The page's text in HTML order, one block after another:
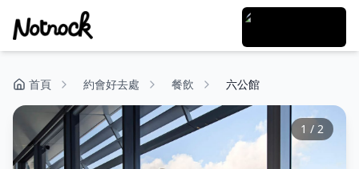
首頁 約會好去處 餐飲 六公館
1 / 2